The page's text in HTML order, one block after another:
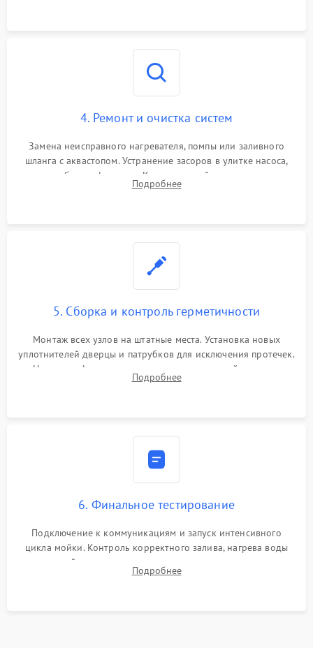
4. Ремонт и очистка систем
Замена неисправного нагревателя, помпы или заливного
шланга с аквастопом. Устранение засоров в улитке насоса,
патрубках и фильтрах. Компонентный ремонт платы
управления, восстановление поврежденной проводки.
Подробнее
5. Сборка и контроль герметичности
Монтаж всех узлов на штатные места. Установка новых
уплотнителей дверцы и патрубков для исключения протечек.
Надежная фиксация хомутов гидравлической системы,
сборка корпуса и установка датчика поплавка.
Подробнее
6. Финальное тестирование
Подключение к коммуникациям и запуск интенсивного
цикла мойки. Контроль корректного залива, нагрева воды
до нужной температуры, отсутствия посторонних шумов,
штатного слива и абсолютной сухости в поддоне.
Подробнее